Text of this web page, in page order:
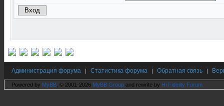
Администрация форума | Статистика форума | Обратная связь |
Powered by MyBB , © 2001-2026 MyBB Group and rewrite by Hi Fidelity Forum